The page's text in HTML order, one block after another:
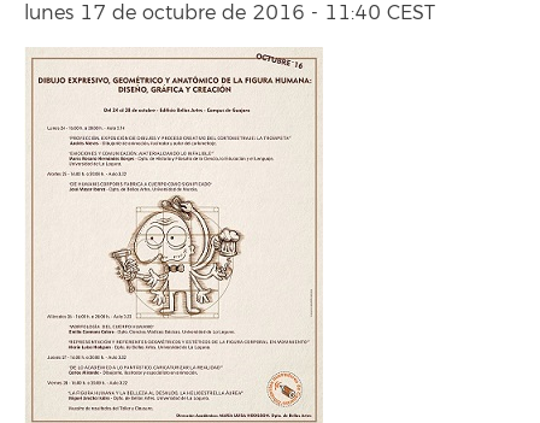
lunes 17 de octubre de 2016 - 11:40 CEST